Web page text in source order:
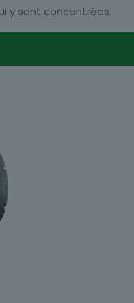
y sont concentrées.